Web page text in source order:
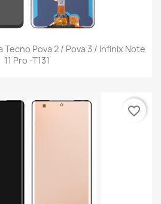
Tecno Pova 2 / Pova 3 / Infinix Note
11 Pro -t131
favorite_border